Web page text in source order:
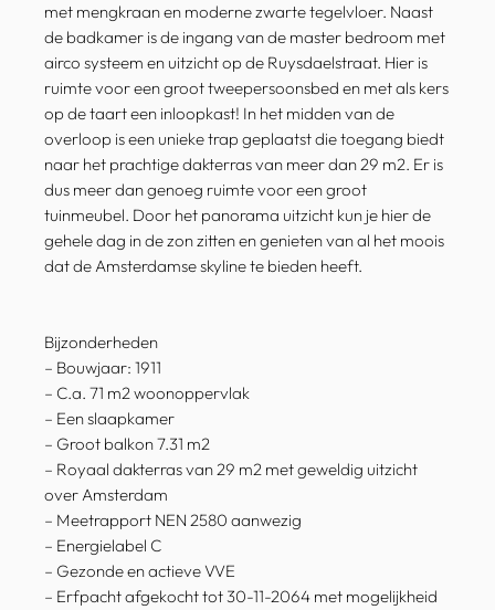
met mengkraan en moderne zwarte tegelvloer. Naast
de badkamer is de ingang van de master bedroom met
airco systeem en uitzicht op de Ruysdaelstraat. Hier is
ruimte voor een groot tweepersoonsbed en met als kers
op de taart een inloopkast! In het midden van de
overloop is een unieke trap geplaatst die toegang biedt
naar het prachtige dakterras van meer dan 29 m2. Er is
dus meer dan genoeg ruimte voor een groot
tuinmeubel. Door het panorama uitzicht kun je hier de
gehele dag in de zon zitten en genieten van al het moois
dat de Amsterdamse skyline te bieden heeft.
Bijzonderheden
– Bouwjaar: 1911
– C.a. 71 m2 woonoppervlak
– Een slaapkamer
– Groot balkon 7.31 m2
– Royaal dakterras van 29 m2 met geweldig uitzicht
over Amsterdam
– Meetrapport NEN 2580 aanwezig
– Energielabel C
– Gezonde en actieve VVE
– Erfpacht afgekocht tot 30-11-2064 met mogelijkheid